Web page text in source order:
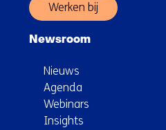
Werken bij
Newsroom
Nieuws
Agenda
Webinars
Insights